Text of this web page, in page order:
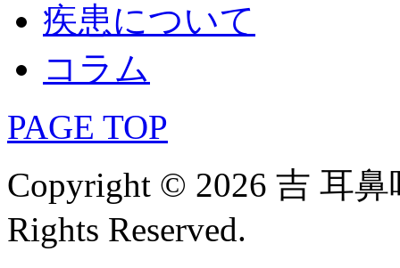
疾患について
コラム
PAGE TOP
Copyright © 2026 吉 耳
Rights Reserved.